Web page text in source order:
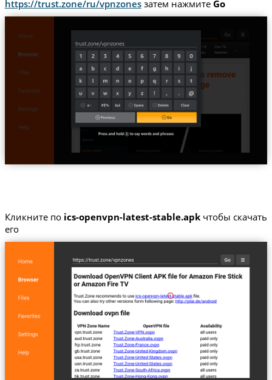
https://trust.zone/ru/vpnzonesзатем нажмите Go
Кликните по ics-openvpn-latest-stable.apk чтобы скачать
его